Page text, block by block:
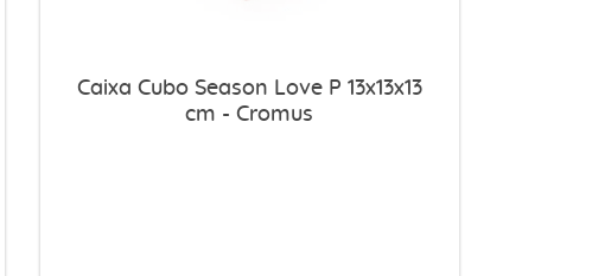
Caixa Cubo Season Love P 13x13x13
cm - Cromus